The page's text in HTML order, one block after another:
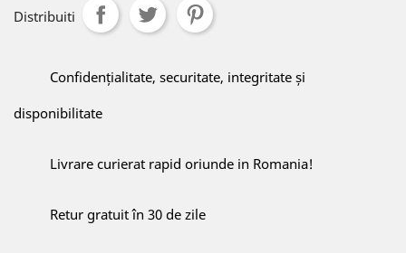
Distribuiti
Confidențialitate, securitate, integritate și
disponibilitate
Livrare curierat rapid oriunde in Romania!
Retur gratuit în 30 de zile